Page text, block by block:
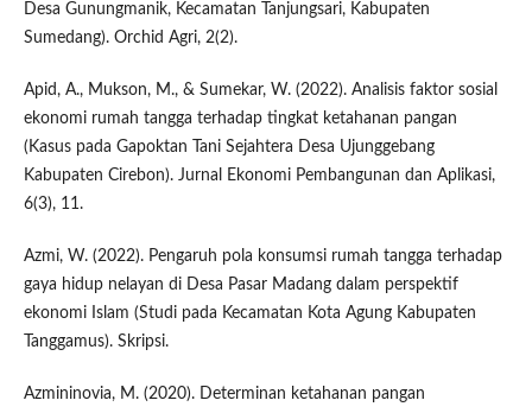
Desa Gunungmanik, Kecamatan Tanjungsari, Kabupaten
Sumedang). Orchid Agri, 2(2).
Apid, A., Mukson, M., & Sumekar, W. (2022). Analisis faktor sosial
ekonomi rumah tangga terhadap tingkat ketahanan pangan
(Kasus pada Gapoktan Tani Sejahtera Desa Ujunggebang
Kabupaten Cirebon). Jurnal Ekonomi Pembangunan dan Aplikasi,
6(3), 11.
Azmi, W. (2022). Pengaruh pola konsumsi rumah tangga terhadap
gaya hidup nelayan di Desa Pasar Madang dalam perspektif
ekonomi Islam (Studi pada Kecamatan Kota Agung Kabupaten
Tanggamus). Skripsi.
Azmininovia, M. (2020). Determinan ketahanan pangan